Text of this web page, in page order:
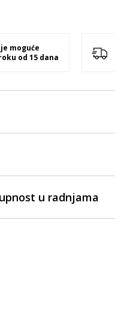
moguće
od 15 dana
u radnjama